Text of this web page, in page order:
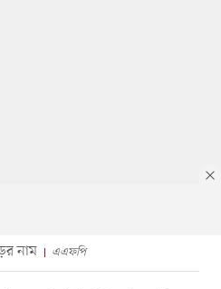
নাম এএফপি